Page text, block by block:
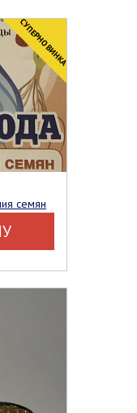
CУПЕРНОВИНКА
семян